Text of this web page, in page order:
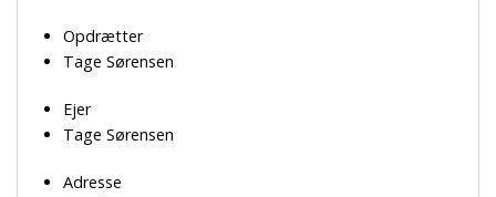
Opdrætter
Tage Sørensen
Ejer
Tage Sørensen
Adresse